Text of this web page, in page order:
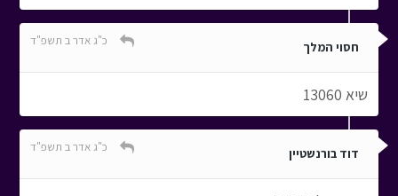
חסוי המלך כ"ג אדר ב תשפ"ד
שיא 13060
דוד בורנשטיין כ"ג אדר ב תשפ"ד